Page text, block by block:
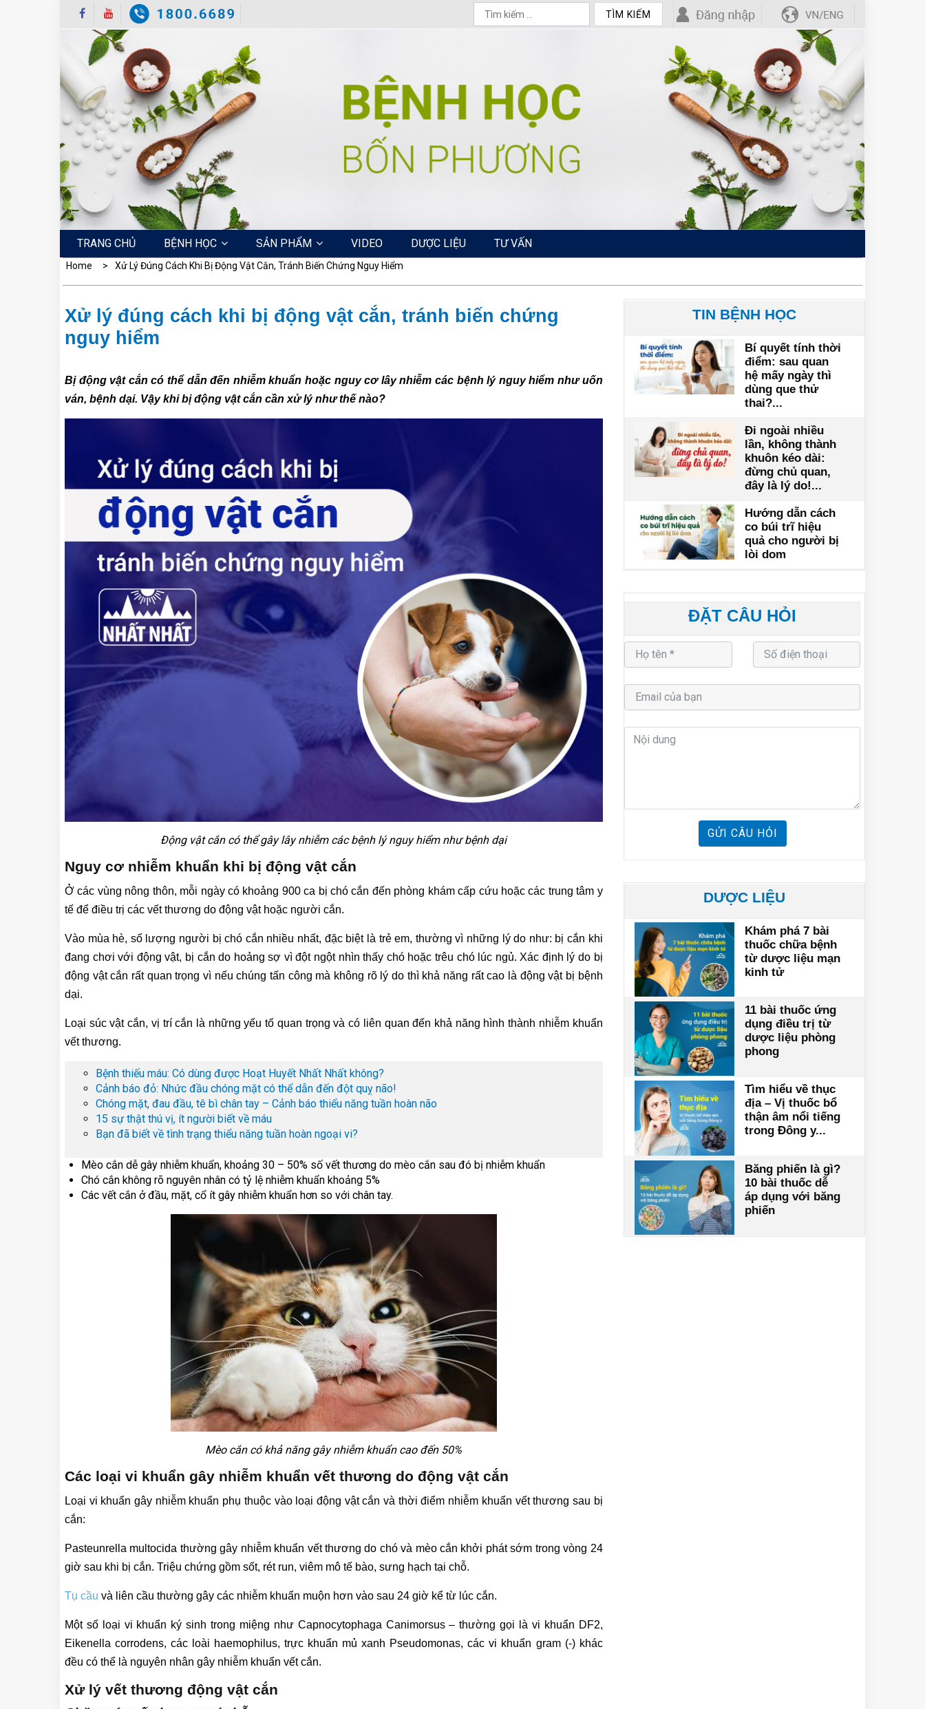
Skip
content
TRANG CHỦ BỆNH HỌC SẢN PHẨM VIDEO DƯỢC LIỆU TƯ VẤN
Home Xử Lý Đúng Cách Khi Bị Động Vật Cắn, Tránh Biến Chứng Nguy Hiểm
Xử lý đúng cách khi bị động vật cắn, tránh biến chứng
nguy hiểm
Bị động vật cắn có thể dẫn đến nhiễm khuẩn hoặc nguy cơ lây nhiễm các bệnh lý nguy hiểm như uốn
ván, bệnh dại. Vậy khi bị động vật cắn cần xử lý như thế nào?
Động vật cắn có thể gây lây nhiễm các bệnh lý nguy hiểm như bệnh dại
Nguy cơ nhiễm khuẩn khi bị động vật cắn
Ở các vùng nông thôn, mỗi ngày có khoảng 900 ca bị chó cắn đến phòng khám cấp cứu hoặc các trung tâm y
tế để điều trị các vết thương do động vật hoặc người cắn.
Vào mùa hè, số lượng người bị chó cắn nhiều nhất, đặc biệt là trẻ em, thường vì những lý do như: bị cắn khi
đang chơi với động vật, bị cắn do hoảng sợ vì đột ngột nhìn thấy chó hoặc trêu chó lúc ngủ. Xác định lý do bị
động vật cắn rất quan trọng vì nếu chúng tấn công mà không rõ lý do thì khả năng rất cao là động vật bị bệnh
dại.
Loại súc vật cắn, vị trí cắn là những yếu tố quan trọng và có liên quan đến khả năng hình thành nhiễm khuẩn
vết thương.
Bệnh thiếu máu: Có dùng được Hoạt Huyết Nhất Nhất không?
Cảnh báo đỏ: Nhức đầu chóng mặt có thể dẫn đến đột quỵ não!
Chóng mặt, đau đầu, tê bì chân tay – Cảnh báo thiểu năng tuần hoàn não
15 sự thật thú vị, ít người biết về máu
Bạn đã biết về tình trạng thiểu năng tuần hoàn ngoại vi?
Mèo cắn dễ gây nhiễm khuẩn, khoảng 30 – 50% số vết thương do mèo cắn sau đó bị nhiễm khuẩn
Chó cắn không rõ nguyên nhân có tỷ lệ nhiễm khuẩn khoảng 5%
Các vết cắn ở đầu, mặt, cổ ít gây nhiễm khuẩn hơn so với chân tay.
Mèo cắn có khả năng gây nhiễm khuẩn cao đến 50%
Các loại vi khuẩn gây nhiễm khuẩn vết thương do động vật cắn
Loại vi khuẩn gây nhiễm khuẩn phụ thuộc vào loại động vật cắn và thời điểm nhiễm khuẩn vết thương sau bị
cắn:
Pasteunrella multocida thường gây nhiễm khuẩn vết thương do chó và mèo cắn khởi phát sớm trong vòng 24
giờ sau khi bị cắn. Triệu chứng gồm sốt, rét run, viêm mô tế bào, sưng hạch tại chỗ.
Tụ cầu và liên cầu thường gây các nhiễm khuẩn muộn hơn vào sau 24 giờ kể từ lúc cắn.
Một số loại vi khuẩn ký sinh trong miệng như Capnocytophaga Canimorsus – thường gọi là vi khuẩn DF2,
Eikenella corrodens, các loài haemophilus, trực khuẩn mủ xanh Pseudomonas, các vi khuẩn gram (-) khác
đều có thể là nguyên nhân gây nhiễm khuẩn vết cắn.
Xử lý vết thương động vật cắn
TIN BỆNH HỌC
Bí quyết tính thời
điểm: sau quan
hệ mấy ngày thì
dùng que thử
thai?...
Đi ngoài nhiều
lần, không thành
khuôn kéo dài:
đừng chủ quan,
đây là lý do!...
Hướng dẫn cách
co búi trĩ hiệu
quả cho người bị
lòi dom
ĐẶT CÂU HỎI
GỬI CÂU HỎI
DƯỢC LIỆU
Khám phá 7 bài
thuốc chữa bệnh
từ dược liệu mạn
kinh tử
11 bài thuốc ứng
dụng điều trị từ
dược liệu phòng
phong
Tìm hiểu về thục
địa – Vị thuốc bổ
thận âm nổi tiếng
trong Đông y...
Băng phiến là gì?
10 bài thuốc dễ
áp dụng với băng
phiến